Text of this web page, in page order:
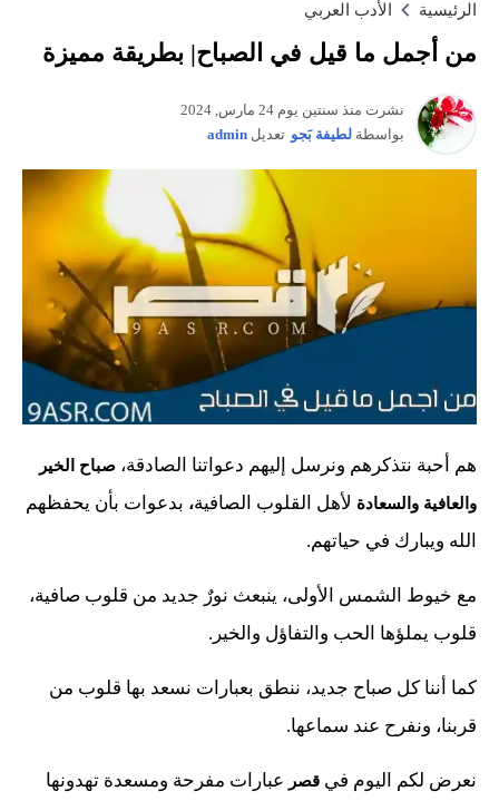
الرئيسية الأدب العربي
من أجمل ما قيل في الصباح| بطريقة مميزة
نشرت منذ سنتين يوم 24 مارس, 2024
بواسطة لطيفة بَجو تعديل admin
هم أحبة نتذكرهم ونرسل إليهم دعواتنا الصادقة، صباح الخير
والعافية والسعادة لأهل القلوب الصافية، بدعوات بأن يحفظهم
الله ويبارك في حياتهم.
مع خيوط الشمس الأولى، ينبعث نورٌ جديد من قلوب صافية،
قلوب يملؤها الحب والتفاؤل والخير.
كما أننا كل صباح جديد، ننطق بعبارات نسعد بها قلوب من
قربنا، ونفرح عند سماعها.
نعرض لكم اليوم في قصر عبارات مفرحة ومسعدة تهدونها